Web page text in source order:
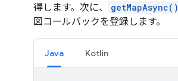
得します。次に、
getMapAsync()
図コールバックを登録します。
Java Kotlin